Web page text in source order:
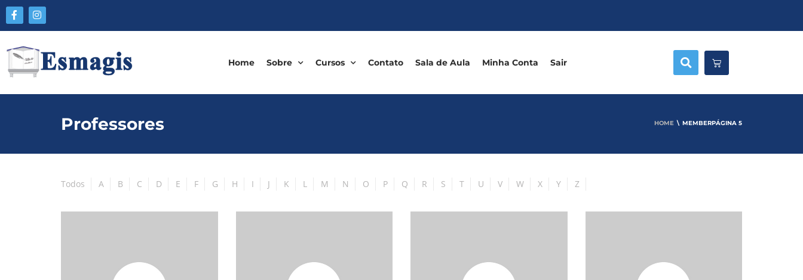
Home Sobre Cursos Contato Sala de Aula Minha Conta Sair
Professores HOME MEMBERPÁGINA 5
Todos A B C D E F G H I J K L M N O P Q R S T U V W X Y Z